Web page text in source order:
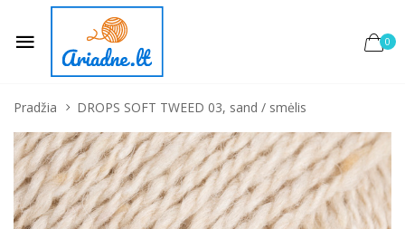
0
Pradžia DROPS SOFT TWEED 03, sand / smėlis